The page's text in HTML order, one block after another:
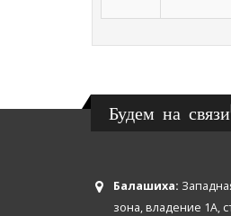
Будем на
Балашиха:
зона, владение 1А,